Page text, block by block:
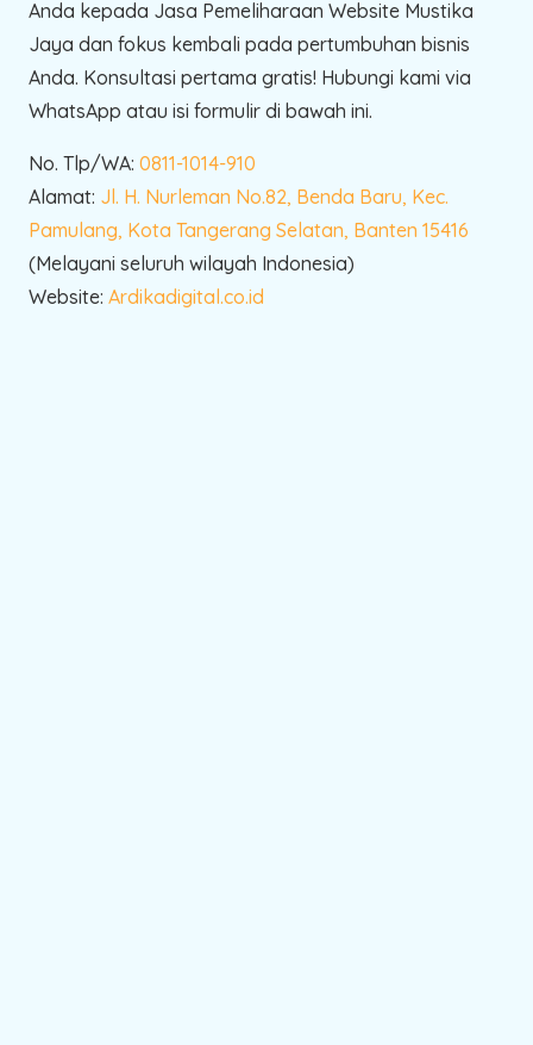
Anda kepada Jasa Pemeliharaan Website Mustika
Jaya dan fokus kembali pada pertumbuhan bisnis
Anda. Konsultasi pertama gratis! Hubungi kami via
WhatsApp atau isi formulir di bawah ini.
No. Tlp/WA: 0811-1014-910
Alamat: Jl. H. Nurleman No.82, Benda Baru, Kec.
Pamulang, Kota Tangerang Selatan, Banten 15416
(Melayani seluruh wilayah Indonesia)
Website: Ardikadigital.co.id